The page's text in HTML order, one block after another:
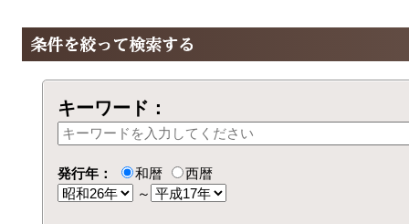
キーワード：
発行年： 和暦
西暦
～